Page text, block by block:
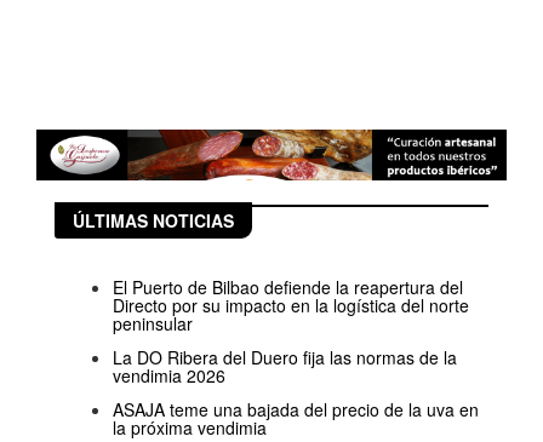
ÚLTIMAS NOTICIAS
El Puerto de Bilbao defiende la reapertura del
Directo por su impacto en la logística del norte
peninsular
La DO Ribera del Duero fija las normas de la
vendimia 2026
ASAJA teme una bajada del precio de la uva en
la próxima vendimia